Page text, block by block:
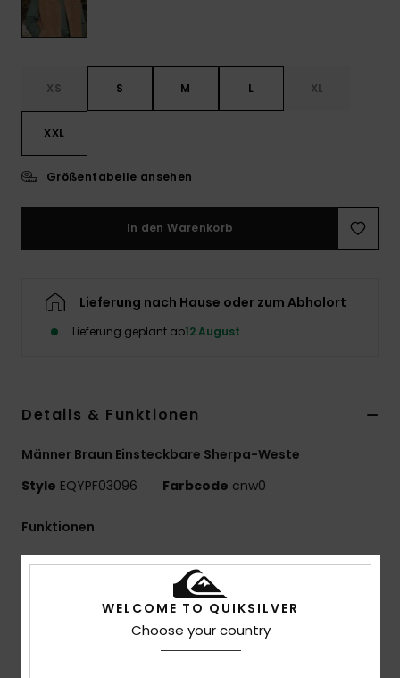
XS S M L XL
XXL
Größentabelle ansehen
In den Warenkorb
Lieferung nach Hause oder zum Abholort
Lieferung geplant ab12 August
Details & Funktionen
Männer Braun Einsteckbare Sherpa-Weste
Style EQYPF03096 Farbcode cnw0
Funktionen
Verwendungszweck:Alltagsabenteuer / Kaltes
WarmFlight® Wärmespeicherung
100 % Recyceltes Polyester-Sherpa, [315
WELCOME TO QUIKSILVER
Choose your country